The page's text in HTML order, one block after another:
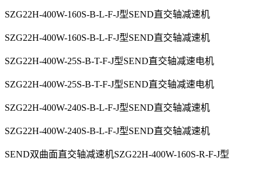
SZG22H-400W-160S-B-L-F-J型SEND直交轴减速机
SZG22H-400W-160S-B-L-F-J型SEND直交轴减速机
SZG22H-400W-25S-B-T-F-J型SEND直交轴减速电机
SZG22H-400W-25S-B-T-F-J型SEND直交轴减速电机
SZG22H-400W-240S-B-L-F-J型SEND直交轴减速机
SZG22H-400W-240S-B-L-F-J型SEND直交轴减速机
SEND双曲面直交轴减速机SZG22H-400W-160S-R-F-J型